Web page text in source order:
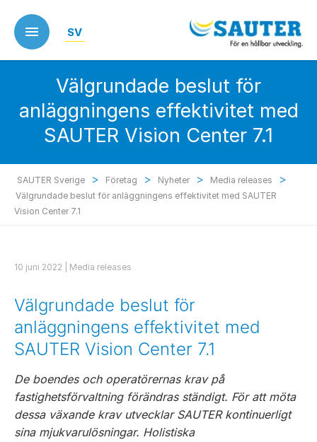
main
content
SV
Välgrundade beslut för
anläggningens effektivitet med
SAUTER Vision Center 7.1
SAUTER Sverige > Företag > Nyheter > Media releases >
Välgrundade beslut för anläggningens effektivitet med SAUTER
Vision Center 7.1
10 juni 2022 | Media releases
Välgrundade beslut för
anläggningens effektivitet med
SAUTER Vision Center 7.1
De boendes och operatörernas krav på
fastighetsförvaltning förändras ständigt. För att möta
dessa växande krav utvecklar SAUTER kontinuerligt
sina mjukvarulösningar. Holistiska